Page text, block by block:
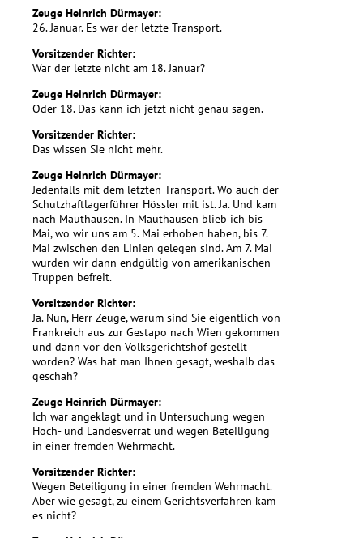
Zeuge Heinrich Dürmayer:
26. Januar. Es war der letzte Transport.
Vorsitzender Richter:
War der letzte nicht am 18. Januar?
Zeuge Heinrich Dürmayer:
Oder 18. Das kann ich jetzt nicht genau sagen.
Vorsitzender Richter:
Das wissen Sie nicht mehr.
Zeuge Heinrich Dürmayer:
Jedenfalls mit dem letzten Transport. Wo auch der
Schutzhaftlagerführer Hössler mit ist. Ja. Und kam
nach Mauthausen. In Mauthausen blieb ich bis
Mai, wo wir uns am 5. Mai erhoben haben, bis 7.
Mai zwischen den Linien gelegen sind. Am 7. Mai
wurden wir dann endgültig von amerikanischen
Truppen befreit.
Vorsitzender Richter:
Ja. Nun, Herr Zeuge, warum sind Sie eigentlich von
Frankreich aus zur Gestapo nach Wien gekommen
und dann vor den Volksgerichtshof gestellt
worden? Was hat man Ihnen gesagt, weshalb das
geschah?
Zeuge Heinrich Dürmayer:
Ich war angeklagt und in Untersuchung wegen
Hoch- und Landesverrat und wegen Beteiligung
in einer fremden Wehrmacht.
Vorsitzender Richter:
Wegen Beteiligung in einer fremden Wehrmacht.
Aber wie gesagt, zu einem Gerichtsverfahren kam
es nicht?